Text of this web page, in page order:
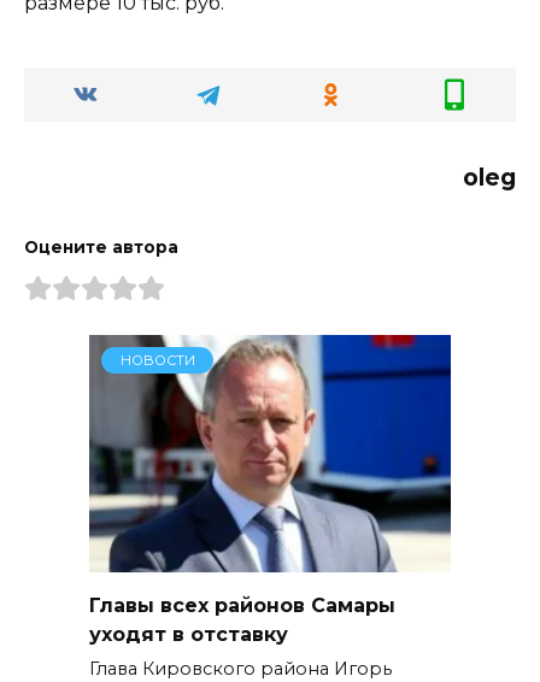
oleg
Оцените автора
НОВОСТИ
Главы всех районов Самары
уходят в отставку
Глава Кировского района Игорь